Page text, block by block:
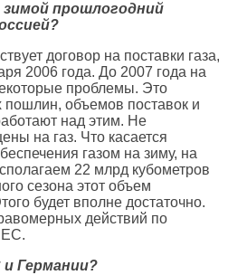
прошлогодний
договор на поставки газа,
2006 года. До 2007 года на
проблемы. Это
пошлин, объемов поставок и
над этим. Не
на газ. Что касается
газом на зиму, на
22 млрд кубометров
сезона этот объем
будет вполне достаточно.
действий по
ЕС.
Германии?